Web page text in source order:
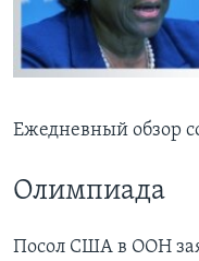
Learning English
Языки
Ежедневный обзор
Олимпиада
Посол США в ООН